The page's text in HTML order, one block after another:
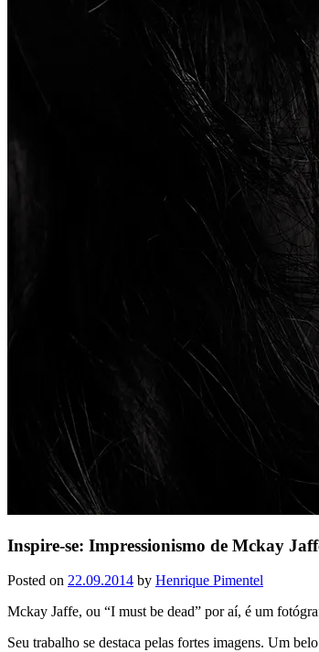
Inspire-se: Impressionismo de Mckay
Posted on 22.09.2014 by Henrique Pimentel
Mckay Jaffe, ou “I must be dead” por aí, é um
Seu trabalho se destaca pelas fortes imagens. Um